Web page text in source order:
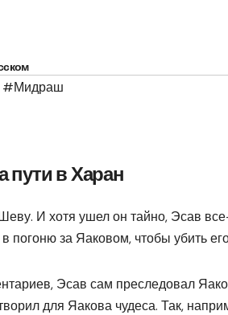
#Мидраш
пути в Харан
И хотя ушел он тайно, Эсав
погоню за Яаковом, чтобы убить
Эсав сам преследовал
для Яакова чудеса. Так,